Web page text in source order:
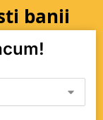
banii